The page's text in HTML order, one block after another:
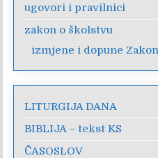
ugovori i pravilnici
zakon o školstvu
izmjene i dopune
LITURGIJA DANA
BIBLIJA – tekst KS
ČASOSLOV